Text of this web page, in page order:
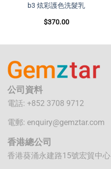
b3 炫彩護色洗髮乳
$370.00
公司資料
電話: +852 3708 9712
電郵: enquiry@gemztar.com
香港總公司
香港葵涌永建路15號宏貿中心